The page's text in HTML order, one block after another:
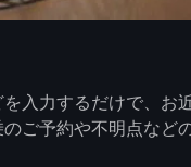
入力するだけで、お
ご予約や不明点など